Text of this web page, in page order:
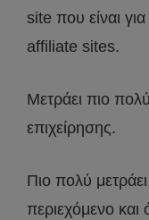
site που είναι
affiliate sites.
Μετράει πιο
επιχείρησης.
Πιο πολύ
περιεχόμενο και